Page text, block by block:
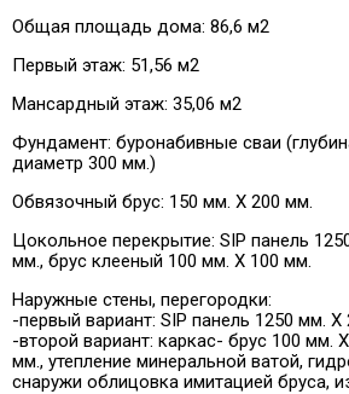
Общая площадь дома: 86,6 м2
Первый этаж: 51,56 м2
Мансардный этаж: 35,06 м2
Фундамент: буронабивные сваи
диаметр 300 мм.)
Обвязочный брус: 150 мм. Х 200 мм.
Цокольное перекрытие: SIP панель
мм., брус клееный 100 мм. Х 100 мм.
Наружные стены, перегородки:
-первый вариант: SIP панель 1250 мм.
-второй вариант: каркас- брус 100 мм.
мм., утепление минеральной ватой,
снаружи облицовка имитацией бруса,